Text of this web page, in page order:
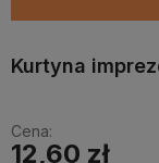
Kurtyna
Cena:
12,60 zł